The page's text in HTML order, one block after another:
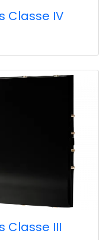
Classe IV
Classe III